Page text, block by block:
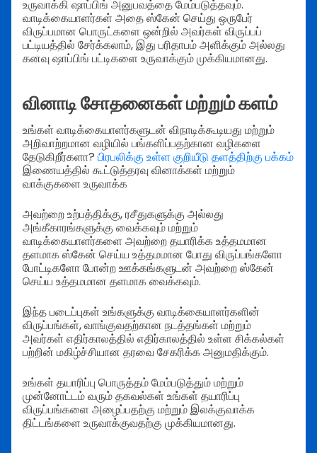
உருவாக்கி ஷாப்பிங் அனுபவத்தை மேம்படுத்தவும்.
வாடிக்கையாளர்கள் அதை ஸ்கேன் செய்து ஒருபேர்
விருப்பமான பொருட்களை ஒன்றில் அவர்கள் விருப்பப்
பட்டியத்தில் சேர்க்கலாம், இது பரிதாபம் அளிக்கும் அல்லது
கனவு ஷாப்பிங் பட்டிகளை உருவாக்கும் முக்கியமானது.
வினாடி சோதனைகள் மற்றும் களம்
உங்கள் வாடிக்கையாளர்களுடன் விநாடிக்கூடியது மற்றும்
அறிவாற்றமான வழியில் பங்களிப்பதற்கான வழிகளை
தேடுகிறீர்களா? பிரபலிக்கு உள்ள குறியீடு தளத்திற்கு பக்கம்
இணையத்தில் கூட்டுத்தரவு வினாக்கள் மற்றும்
வாக்குகளை உருவாக்க
அவற்றை உற்பத்திக்கு, ரசீதுகளுக்கு அல்லது
அங்கீகாரங்களுக்கு வைக்கவும் மற்றும்
வாடிக்கையாளர்களை அவற்றை தயாரிக்க உத்தமமான
தளமாக ஸ்கேன் செய்ய உத்தமமான போது விருப்பங்களோ
போட்டிகளோ போன்ற ஊக்கங்களுடன் அவற்றை ஸ்கேன்
செய்ய உத்தமமான தளமாக வைக்கவும்.
இந்த படைப்புகள் உங்களுக்கு வாடிக்கையாளர்களின்
விருப்பங்கள், வாங்குவதற்கான நடத்தங்கள் மற்றும்
அவர்கள் எதிர்காலத்தில் எதிர்காலத்தில் உள்ள சிக்கல்கள்
பற்றின் மகிழ்ச்சியான தரவை சேகரிக்க அனுமதிக்கும்.
உங்கள் தயாரிப்பு பொருத்தம் மேம்படுத்தும் மற்றும்
முன்னோட்டம் வரும் தகவல்கள் உங்கள் தயாரிப்பு
விருப்பங்களை அழைப்பதற்கு மற்றும் இலக்குவாக்க
திட்டங்களை உருவாக்குவதற்கு முக்கியமானது.